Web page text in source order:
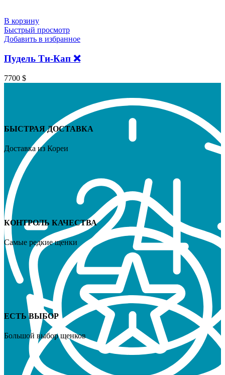
В корзину
Быстрый просмотр
Добавить в избранное
Пудель Ти-Кап ❌
7700 $
БЫСТРАЯ ДОСТАВКА
Доставка из Кореи
КОНТРОЛЬ КАЧЕСТВА
Самые редкие щенки
ЕСТЬ ВЫБОР
Большой выбор щенков